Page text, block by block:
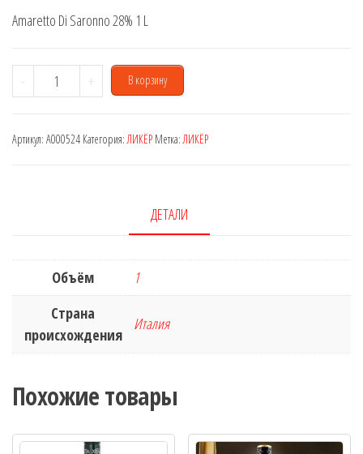
Amaretto Di Saronno 28% 1 L
-
Количество
товара
Di
+ В корзину
Артикул: A000524 Категория:ЛИКЁР Метка:ЛИКЁР
ДЕТАЛИ
Объём
1
Страна
происхождения
Италия
Похожие товары